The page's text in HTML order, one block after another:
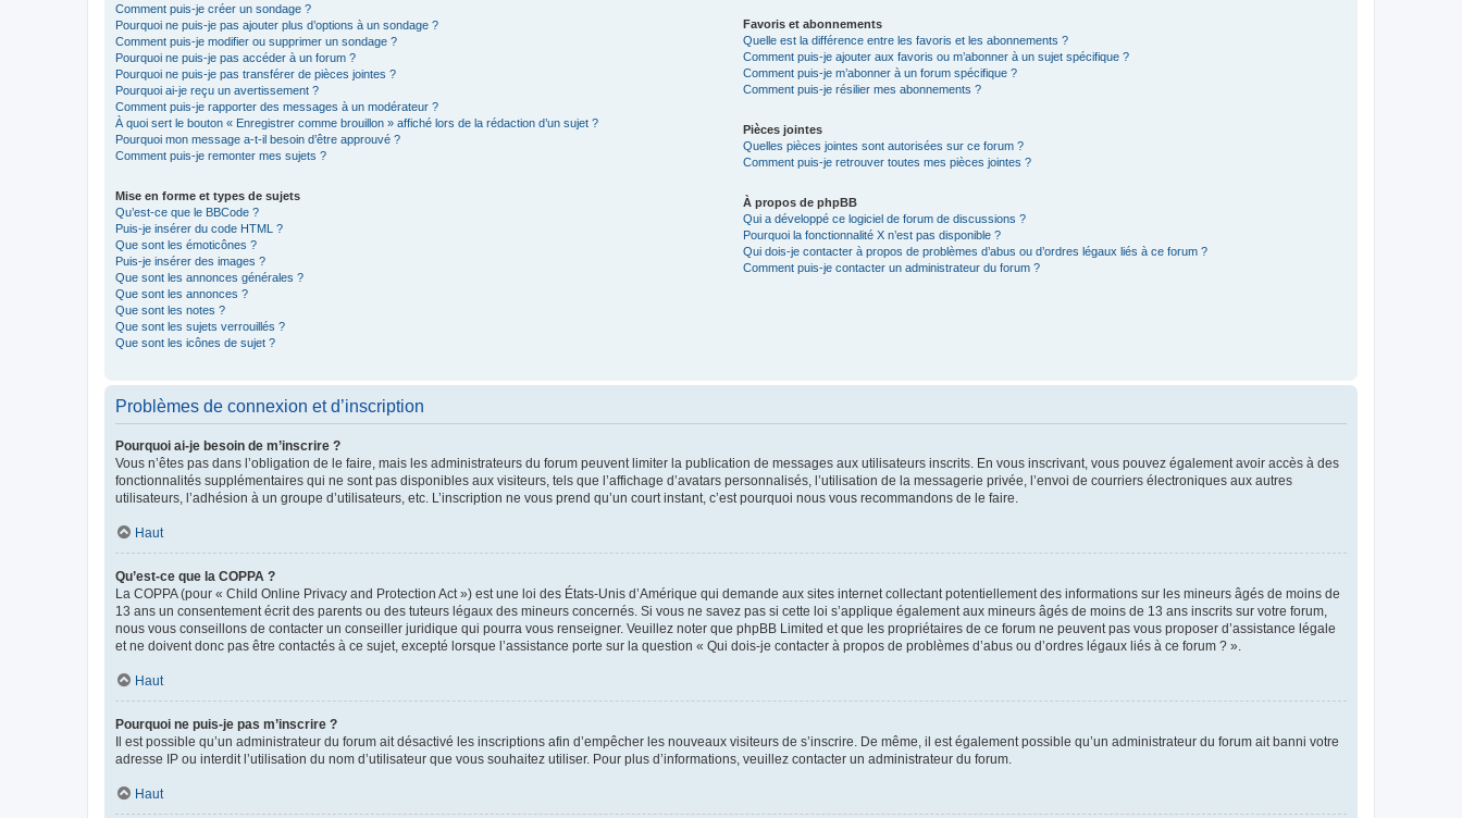
Comment puis-je créer un sondage ?
Pourquoi ne puis-je pas ajouter plus d’options à un sondage ?
Comment puis-je modifier ou supprimer un sondage ?
Pourquoi ne puis-je pas accéder à un forum ?
Pourquoi ne puis-je pas transférer de pièces jointes ?
Pourquoi ai-je reçu un avertissement ?
Comment puis-je rapporter des messages à un modérateur ?
À quoi sert le bouton « Enregistrer comme brouillon » affiché lors de la rédaction d’un sujet ?
Pourquoi mon message a-t-il besoin d’être approuvé ?
Comment puis-je remonter mes sujets ?
Mise en forme et types de sujets
Qu’est-ce que le BBCode ?
Puis-je insérer du code HTML ?
Que sont les émoticônes ?
Puis-je insérer des images ?
Que sont les annonces générales ?
Que sont les annonces ?
Que sont les notes ?
Que sont les sujets verrouillés ?
Que sont les icônes de sujet ?
Favoris et abonnements
Quelle est la différence entre les favoris et les abonnements ?
Comment puis-je ajouter aux favoris ou m’abonner à un sujet spécifique ?
Comment puis-je m’abonner à un forum spécifique ?
Comment puis-je résilier mes abonnements ?
Pièces jointes
Quelles pièces jointes sont autorisées sur ce forum ?
Comment puis-je retrouver toutes mes pièces jointes ?
À propos de phpBB
Qui a développé ce logiciel de forum de discussions ?
Pourquoi la fonctionnalité X n’est pas disponible ?
Qui dois-je contacter à propos de problèmes d’abus ou d’ordres légaux liés à ce forum ?
Comment puis-je contacter un administrateur du forum ?
Problèmes de connexion et d’inscription
Pourquoi ai-je besoin de m’inscrire ?
Vous n’êtes pas dans l’obligation de le faire, mais les administrateurs du forum peuvent limiter la publication de messages aux utilisateurs inscrits. En vous inscrivant, vous pouvez également avoir accès à des
fonctionnalités supplémentaires qui ne sont pas disponibles aux visiteurs, tels que l’affichage d’avatars personnalisés, l’utilisation de la messagerie privée, l’envoi de courriers électroniques aux autres
utilisateurs, l’adhésion à un groupe d’utilisateurs, etc. L’inscription ne vous prend qu’un court instant, c’est pourquoi nous vous recommandons de le faire.
Haut
Qu’est-ce que la COPPA ?
La COPPA (pour « Child Online Privacy and Protection Act ») est une loi des États-Unis d’Amérique qui demande aux sites internet collectant potentiellement des informations sur les mineurs âgés de moins de
13 ans un consentement écrit des parents ou des tuteurs légaux des mineurs concernés. Si vous ne savez pas si cette loi s’applique également aux mineurs âgés de moins de 13 ans inscrits sur votre forum,
nous vous conseillons de contacter un conseiller juridique qui pourra vous renseigner. Veuillez noter que phpBB Limited et que les propriétaires de ce forum ne peuvent pas vous proposer d’assistance légale
et ne doivent donc pas être contactés à ce sujet, excepté lorsque l’assistance porte sur la question « Qui dois-je contacter à propos de problèmes d’abus ou d’ordres légaux liés à ce forum ? ».
Haut
Pourquoi ne puis-je pas m’inscrire ?
Il est possible qu’un administrateur du forum ait désactivé les inscriptions afin d’empêcher les nouveaux visiteurs de s’inscrire. De même, il est également possible qu’un administrateur du forum ait banni votre
adresse IP ou interdit l’utilisation du nom d’utilisateur que vous souhaitez utiliser. Pour plus d’informations, veuillez contacter un administrateur du forum.
Haut